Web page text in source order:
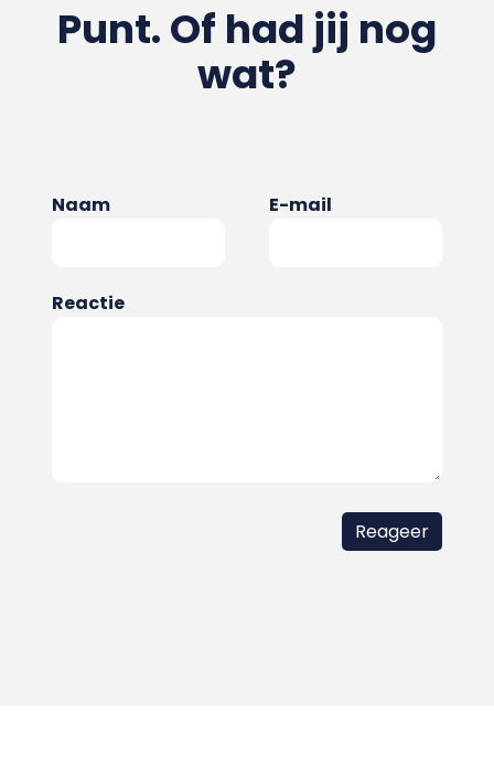
Punt. Of had jij nog
wat?
Naam E-mail
Reactie